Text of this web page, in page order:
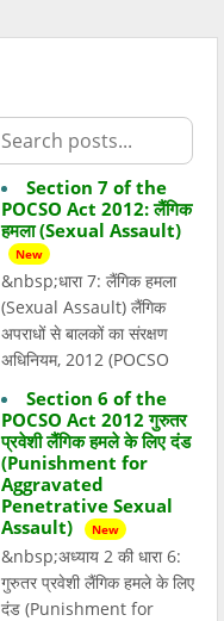
Section 7 of the
POCSO Act 2012: लैंगिक
हमला (Sexual Assault)
New
&nbsp;धारा 7: लैंगिक हमला
(Sexual Assault) लैंगिक
अपराधों से बालकों का संरक्षण
अधिनियम, 2012 (POCSO
Section 6 of the
POCSO Act 2012 गुरुतर
प्रवेशी लैंगिक हमले के लिए दंड
(Punishment for
Aggravated
Penetrative Sexual
Assault)
New
&nbsp;अध्याय 2 की धारा 6:
गुरुतर प्रवेशी लैंगिक हमले के लिए
दंड (Punishment for